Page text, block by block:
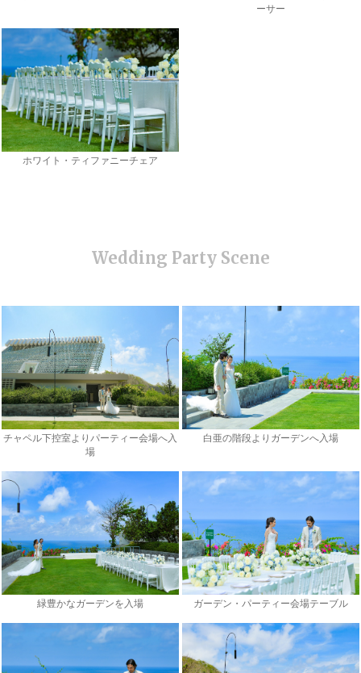
ーサー
ホワイト・ティファニーチェア
チャペル下控室よりパーティー会場へ入
場
白亜の階段よりガーデンへ入場
緑豊かなガーデンを入場 ガーデン・パーティー会場テーブル